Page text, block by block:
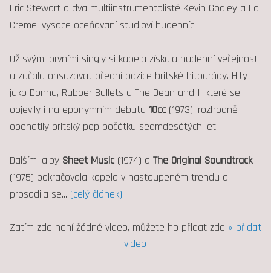
Eric Stewart a dva multiinstrumentalisté Kevin Godley a Lol
Creme, vysoce oceňovaní studioví hudebníci.
Už svými prvními singly si kapela získala hudební veřejnost
a začala obsazovat přední pozice britské hitparády. Hity
jako Donna, Rubber Bullets a The Dean and I, které se
objevily i na eponymním debutu 10cc(1973), rozhodně
obohatily britský pop počátku sedmdesátých let.
Dalšími alby Sheet Music(1974) a The Original Soundtrack
(1975) pokračovala kapela v nastoupeném trendu a
prosadila se... (celý článek)
Zatím zde není žádné video, můžete ho přidat zde » přidat
video